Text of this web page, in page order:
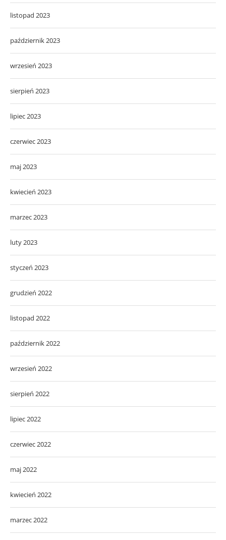
listopad 2023
październik 2023
wrzesień 2023
sierpień 2023
lipiec 2023
czerwiec 2023
maj 2023
kwiecień 2023
marzec 2023
luty 2023
styczeń 2023
grudzień 2022
listopad 2022
październik 2022
wrzesień 2022
sierpień 2022
lipiec 2022
czerwiec 2022
maj 2022
kwiecień 2022
marzec 2022